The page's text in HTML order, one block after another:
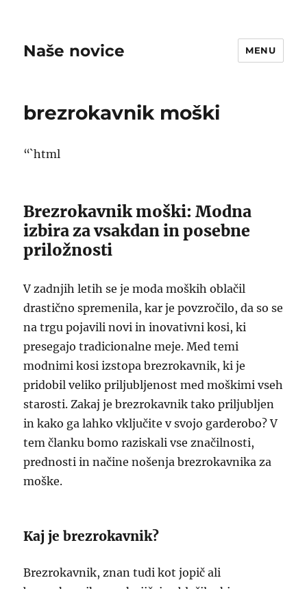
Naše novice MENU
brezrokavnik moški
“`html
Brezrokavnik moški: Modna
izbira za vsakdan in posebne
priložnosti
V zadnjih letih se je moda moških oblačil
drastično spremenila, kar je povzročilo, da so se
na trgu pojavili novi in inovativni kosi, ki
presegajo tradicionalne meje. Med temi
modnimi kosi izstopa brezrokavnik, ki je
pridobil veliko priljubljenost med moškimi vseh
starosti. Zakaj je brezrokavnik tako priljubljen
in kako ga lahko vključite v svojo garderobo? V
tem članku bomo raziskali vse značilnosti,
prednosti in načine nošenja brezrokavnika za
moške.
Kaj je brezrokavnik?
Brezrokavnik, znan tudi kot jopič ali